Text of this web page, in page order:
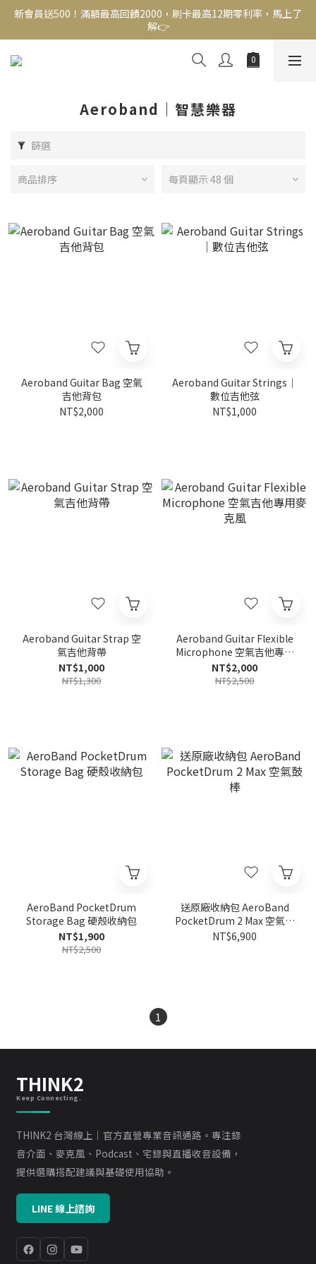
新會員送500！滿額最高回饋2000，刷卡最高12期零利率，馬上了
解👉
新會員送500！滿額最高回饋2000，刷卡最高12期零利率，馬上了
解👉
結帳頁選zingala銀角零卡分期，輕鬆打包
解👉
Aeroband｜智慧樂器
篩選
商品排序 每頁顯示 48 個
Aeroband Guitar Bag 空氣
吉他背包
NT$2,000
Aeroband Guitar Strings｜
數位吉他弦
NT$1,000
Aeroband Guitar Strap 空
氣吉他背帶
NT$1,000
NT$1,300
Aeroband Guitar Flexible
Microphone 空氣吉他專用
麥克風
NT$2,000
NT$2,500
AeroBand PocketDrum
Storage Bag 硬殼收納包
NT$1,900
NT$2,500
送原廠收納包 AeroBand
PocketDrum 2 Max 空氣鼓
棒
NT$6,900
1
THINK2
Keep Connecting.
THINK2 台灣線上｜官方直營專業音訊通路。專注錄
音介面、麥克風、Podcast、宅錄與直播收音設備，
提供選購搭配建議與基礎使用協助。
LINE 線上諮詢